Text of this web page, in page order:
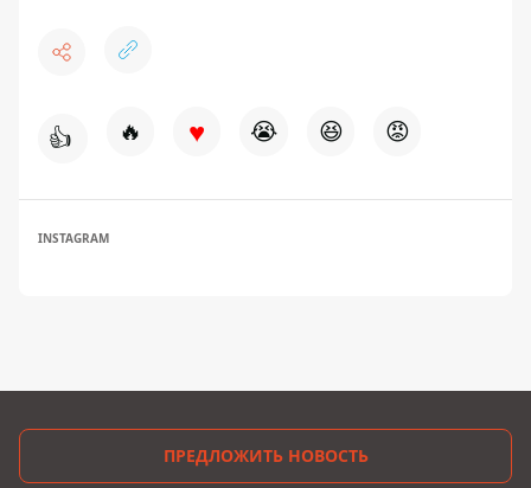
👍 🔥 ♥ 😭 😆 😡
INSTAGRAM
ПРЕДЛОЖИТЬ НОВОСТЬ